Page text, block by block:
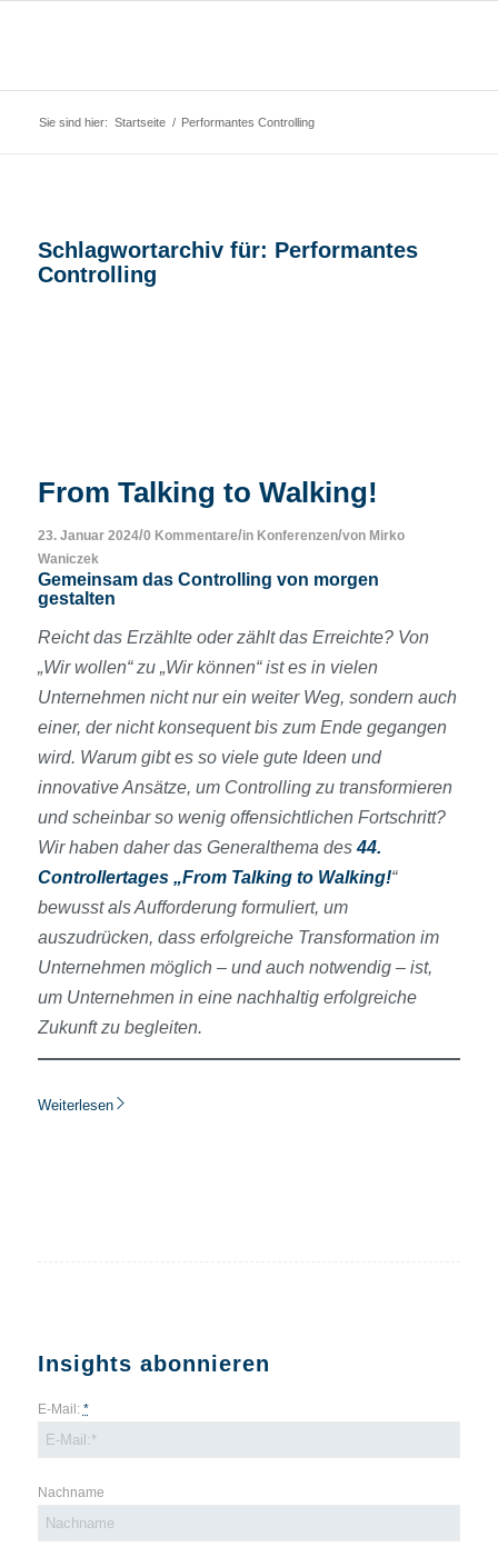
Sie sind hier: Startseite / Performantes Controlling
Schlagwortarchiv für: Performantes
Controlling
From Talking to Walking!
23. Januar 2024/0 Kommentare/in Konferenzen/von Mirko
Waniczek
Gemeinsam das Controlling von morgen
gestalten
Reicht das Erzählte oder zählt das Erreichte? Von
„Wir wollen“ zu „Wir können“ ist es in vielen
Unternehmen nicht nur ein weiter Weg, sondern auch
einer, der nicht konsequent bis zum Ende gegangen
wird. Warum gibt es so viele gute Ideen und
innovative Ansätze, um Controlling zu transformieren
und scheinbar so wenig offensichtlichen Fortschritt?
Wir haben daher das Generalthema des 44.
Controllertages „From Talking to Walking!“
bewusst als Aufforderung formuliert, um
auszudrücken, dass erfolgreiche Transformation im
Unternehmen möglich – und auch notwendig – ist,
um Unternehmen in eine nachhaltig erfolgreiche
Zukunft zu begleiten.
Weiterlesen
Insights abonnieren
E-Mail: *
Nachname